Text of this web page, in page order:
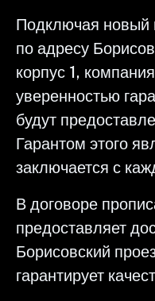
Подключая новый
по адресу
корпус 1,
уверенностью
будут
Гарантом этого
заключается с
В договоре
предоставляет
Борисовский
гарантирует